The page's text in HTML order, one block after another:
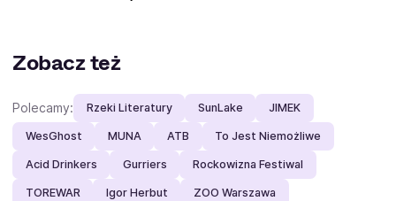
Zobacz też
Polecamy: Rzeki Literatury SunLake JIMEK
WesGhost MUNA ATB To Jest Niemożliwe
Acid Drinkers Gurriers Rockowizna Festiwal
TOREWAR Igor Herbut ZOO Warszawa